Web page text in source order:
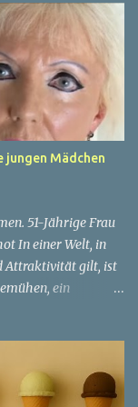
jungen Mädchen
51-Jährige Frau
In einer Welt, in
Attraktivität gilt, ist
ein
die Geschichte
ihrem Aussehen